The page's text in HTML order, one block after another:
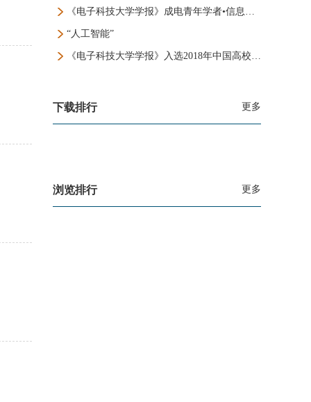
《电子科技大学学报》成电青年学者•信息与通信工程专栏启动会顺利召开
“人工智能”
《电子科技大学学报》入选2018年中国高校百佳科技期刊
下载排行 更多
浏览排行 更多